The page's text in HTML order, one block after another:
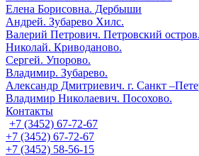
Елена Борисовна. Дербыши
Андрей. Зубарево Хилс.
Валерий Петрович. Петровский остров.
Николай. Криводаново.
Сергей. Упорово.
Владимир. Зубарево.
Александр Дмитриевич. г. Санкт
Владимир Николаевич. Посохово.
Контакты
+7 (3452) 67-72-67
+7 (3452) 67-72-67
+7 (3452) 58-56-15